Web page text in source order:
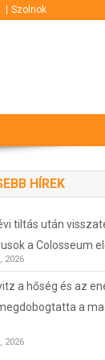
Szolnok
HÍREK
tiltás után
a Colosseum
2026
a hőség és az
a
2026